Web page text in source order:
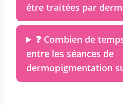
être traitées par
❓ Combien de
entre les séances de
dermopigmentation